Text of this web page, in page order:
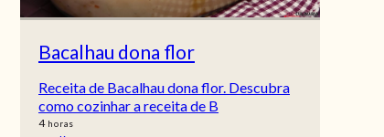
Bacalhau dona flor
Receita de Bacalhau dona flor. Descubra
como cozinhar a receita de B
4horas
horas